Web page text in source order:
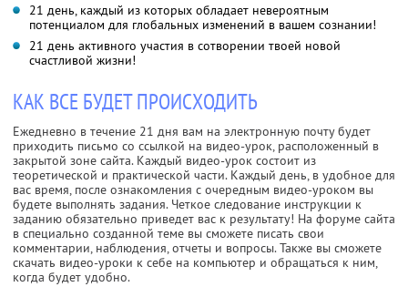
21 день, каждый из которых обладает невероятным
потенциалом для глобальных изменений в вашем сознании!
21 день активного участия в сотворении твоей новой
счастливой жизни!
КАК ВСЕ БУДЕТ ПРОИСХОДИТЬ
Ежедневно в течение 21 дня вам на электронную почту будет
приходить письмо со ссылкой на видео-урок, расположенный в
закрытой зоне сайта. Каждый видео-урок состоит из
теоретической и практической части. Каждый день, в удобное для
вас время, после ознакомления с очередным видео-уроком вы
будете выполнять задания. Четкое следование инструкции к
заданию обязательно приведет вас к результату! На форуме сайта
в специально созданной теме вы сможете писать свои
комментарии, наблюдения, отчеты и вопросы. Также вы сможете
скачать видео-уроки к себе на компьютер и обращаться к ним,
когда будет удобно.